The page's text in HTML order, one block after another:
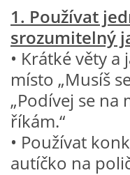
VZDĚLÁVACÍ BLOK ÚNOR
VZDĚLÁVACÍ BLOK
VZDĚLÁVACÍ BLOK
VÝTVARNÉ TECHNIKY
1. Používat
srozumitelný
• Krátké věty
místo „Musíš
„Podívej se na
říkám.“
• Používat
autíčko na